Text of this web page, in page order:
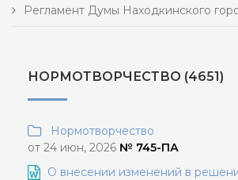
Регламент Думы Находкинского
НОРМОТВОРЧЕСТВО (4651)
Нормотворчество
от 24 июн, 2026 № 745-ПА
О внесении изменений в